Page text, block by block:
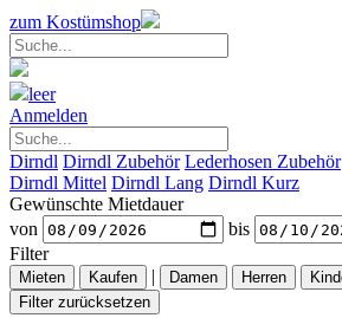
zum Kostümshop
leer
Anmelden
Dirndl Dirndl Zubehör Lederhosen Zubehör
Dirndl Mittel Dirndl Lang Dirndl Kurz
Gewünschte Mietdauer
von
bis
Filter
|